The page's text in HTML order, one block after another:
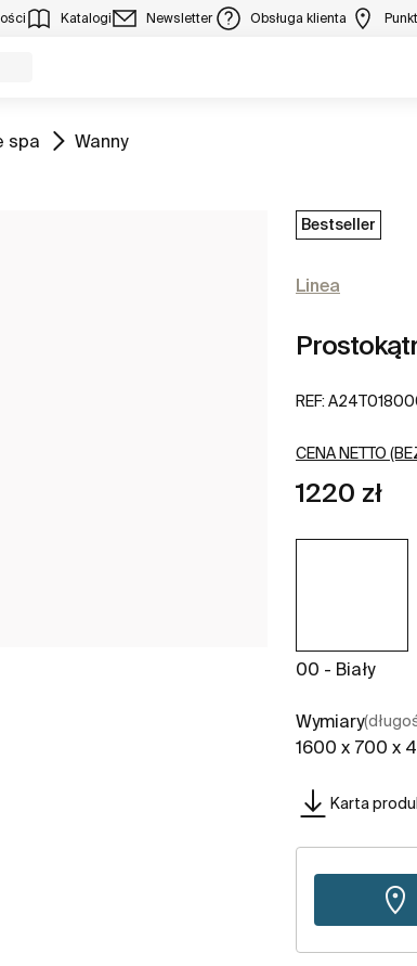
Katalogi Newsletter Obsługa klienta
spa Zobacz
Wanny
Bestseller
Linea
REF:
CENA NETTO
1220 zł
00 - Biały
Wymiary
1600 x 700 x
Karta